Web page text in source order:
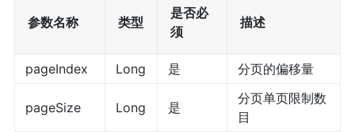
参数名称 类型
是否必
须
描述
pageIndex Long 是 分页的偏移量
pageSize Long 是
分页单页限制数
目